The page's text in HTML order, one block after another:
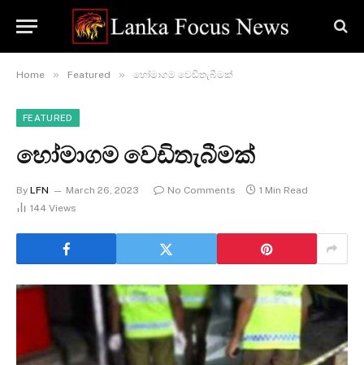
Home » Featured » හෝමාගම වෙඩිතැබීමක්
FEATURED
හෝමාගම වෙඩිතැබීමක්
By LFN March 26, 2023 No Comments
1 Min Read
144 Views